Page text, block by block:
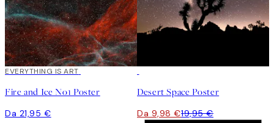
EVERYTHING IS ART
Fire and Ice No1 Poster
Da 21,95 €
Desert Space Poster
Da 9,98 €19,95 €